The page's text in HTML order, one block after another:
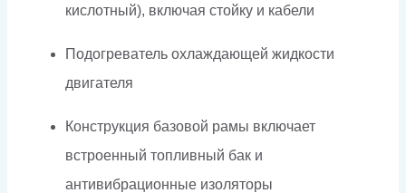
кислотный), включая стойку и кабели
Подогреватель охлаждающей жидкости
двигателя
Конструкция базовой рамы включает
встроенный топливный бак и
антивибрационные изоляторы